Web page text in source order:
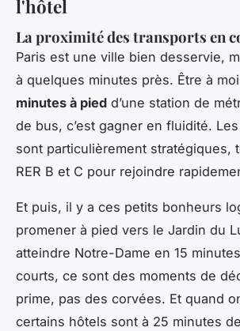
l'hôtel
La proximité des transports en
Paris est une ville bien desservie,
à quelques minutes près. Être à
minutes à pied d’une station de
de bus, c’est gagner en fluidité.
sont particulièrement stratégiques,
RER B et C pour rejoindre
Et puis, il y a ces petits bonheurs
promener à pied vers le Jardin du
atteindre Notre-Dame en 15
courts, ce sont des moments de
prime, pas des corvées. Et quand
certains hôtels sont à 25 minutes